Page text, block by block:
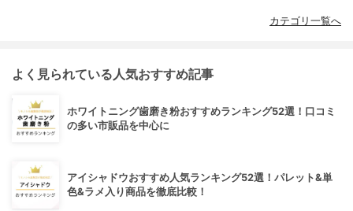
カテゴリ一覧へ
よく見られている人気おすすめ記事
ホワイトニング歯磨き粉おすすめランキング52選！口コミ
の多い市販品を中心に
アイシャドウおすすめ人気ランキング52選！パレット&単
色&ラメ入り商品を徹底比較！